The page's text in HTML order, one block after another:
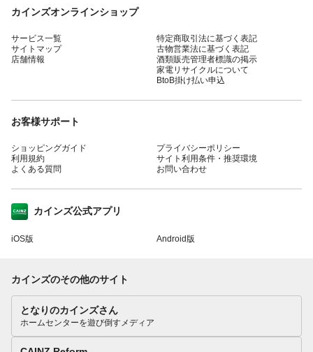
カインズオンラインショップ
サービス一覧
サイトマップ
店舗情報
特定商取引法に基づく表記
古物営業法に基づく表記
酒類販売管理者標識の掲示
家電リサイクルについて
BtoB掛け払い申込
お客様サポート
ショッピングガイド
利用規約
よくある質問
プライバシーポリシー
サイト利用条件・推奨環境
お問い合わせ
カインズ公式アプリ
iOS版 Android版
カインズのその他のサイト
となりのカインズさん
ホームセンターを遊び倒すメディア